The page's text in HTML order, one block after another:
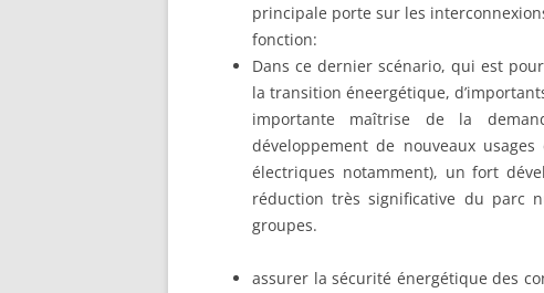
principale porte sur les
fonction:
Dans ce dernier scénario, qui est
la transition éneergétique,
importante maîtrise de la
développement de nouveaux
électriques notamment), un fort
réduction très significative du parc
groupes.
assurer la sécurité énergétique des